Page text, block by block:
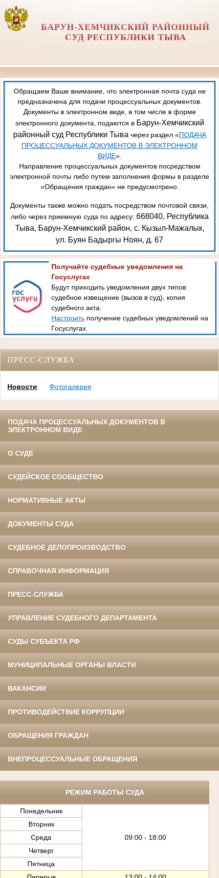
БАРУН-ХЕМЧИКСКИЙ РАЙОННЫЙ
СУД РЕСПУБЛИКИ ТЫВА
Обращаем Ваше внимание, что электронная почта суда не
предназначена для подачи процессуальных документов.
Документы в электронном виде, в том числе в форме
электронного документа, подаются в Барун-Хемчикский
районный суд Республики Тывачерез раздел «ПОДАЧА
ПРОЦЕССУАЛЬНЫХ ДОКУМЕНТОВ В ЭЛЕКТРОННОМ
ВИДЕ».
Направление процессуальных документов посредством
электронной почты либо путем заполнения формы в разделе
«Обращения граждан» не предусмотрено.
Документы также можно подать посредством почтовой связи,
либо через приемную суда по адресу: 668040, Республика
Тыва, Барун-Хемчикский район, с. Кызыл-Мажалык,
ул. Буян Бадыргы Ноян, д. 67
Получайте судебные уведомления на
Госуслугах
Будут приходить уведомления двух типов:
судебное извещение (вызов в суд), копия
судебного акта.
Настроить получение судебных уведомлений на
Госуслугах
ПРЕСС-СЛУЖБА
Новости Фотогалерея
ПОДАЧА ПРОЦЕССУАЛЬНЫХ ДОКУМЕНТОВ В
ЭЛЕКТРОННОМ ВИДЕ
О СУДЕ
СУДЕЙСКОЕ СООБЩЕСТВО
НОРМАТИВНЫЕ АКТЫ
ДОКУМЕНТЫ СУДА
СУДЕБНОЕ ДЕЛОПРОИЗВОДСТВО
СПРАВОЧНАЯ ИНФОРМАЦИЯ
ПРЕСС-СЛУЖБА
УПРАВЛЕНИЕ СУДЕБНОГО ДЕПАРТАМЕНТА
СУДЫ СУБЪЕКТА РФ
МУНИЦИПАЛЬНЫЕ ОРГАНЫ ВЛАСТИ
ВАКАНСИИ
ПРОТИВОДЕЙСТВИЕ КОРРУПЦИИ
ОБРАЩЕНИЯ ГРАЖДАН
ВНЕПРОЦЕССУАЛЬНЫЕ ОБРАЩЕНИЯ
РЕЖИМ РАБОТЫ СУДА
Понедельник
09:00 - 18:00
Вторник
Среда
Четверг
Пятница